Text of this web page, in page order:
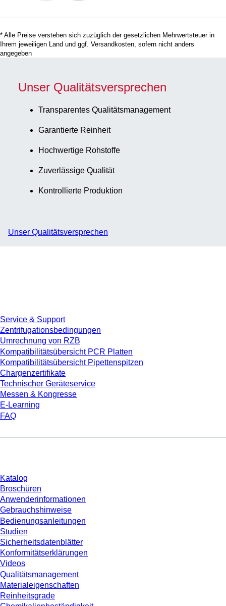
* Alle Preise verstehen sich zuzüglich der gesetzlichen Mehrwertsteuer in
Ihrem jeweiligen Land und ggf. Versandkosten, sofern nicht anders
angegeben
Unser Qualitätsversprechen
Transparentes Qualitätsmanagement
Garantierte Reinheit
Hochwertige Rohstoffe
Zuverlässige Qualität
Kontrollierte Produktion
Unser Qualitätsversprechen
Service & Support
Zentrifugationsbedingungen
Umrechnung von RZB
Kompatibilitätsübersicht PCR Platten
Kompatibilitätsübersicht Pipettenspitzen
Chargenzertifikate
Technischer Geräteservice
Messen & Kongresse
E-Learning
FAQ
Katalog
Broschüren
Anwenderinformationen
Gebrauchshinweise
Bedienungsanleitungen
Studien
Sicherheitsdatenblätter
Konformitätserklärungen
Videos
Qualitätsmanagement
Materialeigenschaften
Reinheitsgrade